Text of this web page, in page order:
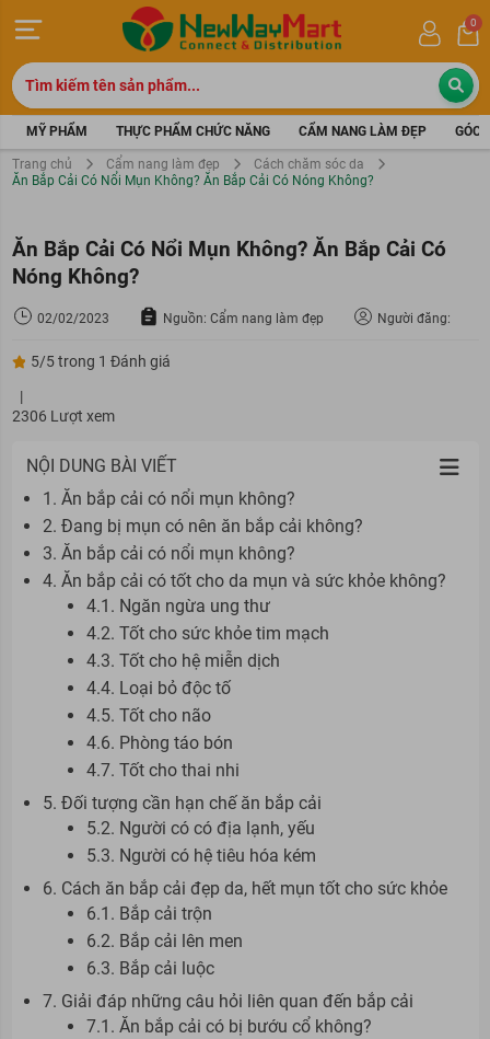
0
MỸ PHẨM THỰC PHẨM CHỨC NĂNG CẨM NANG LÀM ĐẸP GÓC
Trang chủ Cẩm nang làm đẹp
Cách chăm sóc da
Ăn Bắp Cải Có Nổi Mụn Không? Ăn Bắp Cải Có Nóng Không?
Ăn Bắp Cải Có Nổi Mụn Không? Ăn Bắp Cải Có
Nóng Không?
02/02/2023 Nguồn: Cẩm nang làm đẹp Người đăng:
5/5 trong 1 Đánh giá
|
2306 Lượt xem
NỘI DUNG BÀI VIẾT
1. Ăn bắp cải có nổi mụn không?
2. Đang bị mụn có nên ăn bắp cải không?
3. Ăn bắp cải có nổi mụn không?
4. Ăn bắp cải có tốt cho da mụn và sức khỏe không?
4.1. Ngăn ngừa ung thư
4.2. Tốt cho sức khỏe tim mạch
4.3. Tốt cho hệ miễn dịch
4.4. Loại bỏ độc tố
4.5. Tốt cho não
4.6. Phòng táo bón
4.7. Tốt cho thai nhi
5. Đối tượng cần hạn chế ăn bắp cải
5.2. Người có có địa lạnh, yếu
5.3. Người có hệ tiêu hóa kém
6. Cách ăn bắp cải đẹp da, hết mụn tốt cho sức khỏe
6.1. Bắp cải trộn
6.2. Bắp cải lên men
6.3. Bắp cải luộc
7. Giải đáp những câu hỏi liên quan đến bắp cải
7.1. Ăn bắp cải có bị bướu cổ không?